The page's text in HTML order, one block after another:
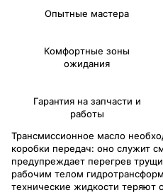
Опытные мастера
Комфортные зоны
ожидания
Гарантия на запчасти и
работы
Трансмиссионное масло
коробки передач: оно служит
предупреждает перегрев
рабочим телом
технические жидкости теряют